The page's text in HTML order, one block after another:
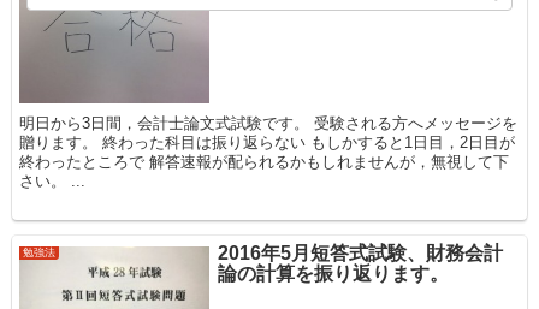
明日から3日間，会計士論文式試験です。 受験される方へメッセージを
贈ります。 終わった科目は振り返らない もしかすると1日目，2日目が
終わったところで 解答速報が配られるかもしれませんが，無視して下
さい。 ...
勉強法
2016年5月短答式試験、財務会計
論の計算を振り返ります。